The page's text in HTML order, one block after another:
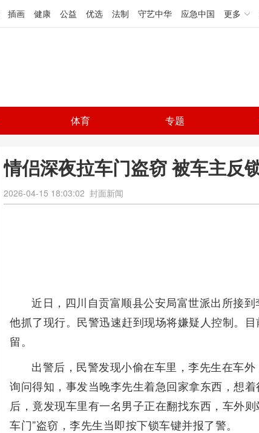
插画 健康 公益 优选 法制 守艺中华 应急中国 更多
体育 专题
情侣深夜拉车门盗窃 被车主反
2026-04-15 18:03:02 封面新闻
近日，四川自贡富顺县公安局富世派出所接
他抓了现行。民警迅速赶到现场将嫌疑人控制。
留。
出警后，民警发现小偷在车里，李先生在车
询问得知，事发当晚李先生着急回家拿东西，想
后，竟发现车里有一名男子正在翻找东西，车外
车门”盗窃，李先生当即按下锁车键并报了警。